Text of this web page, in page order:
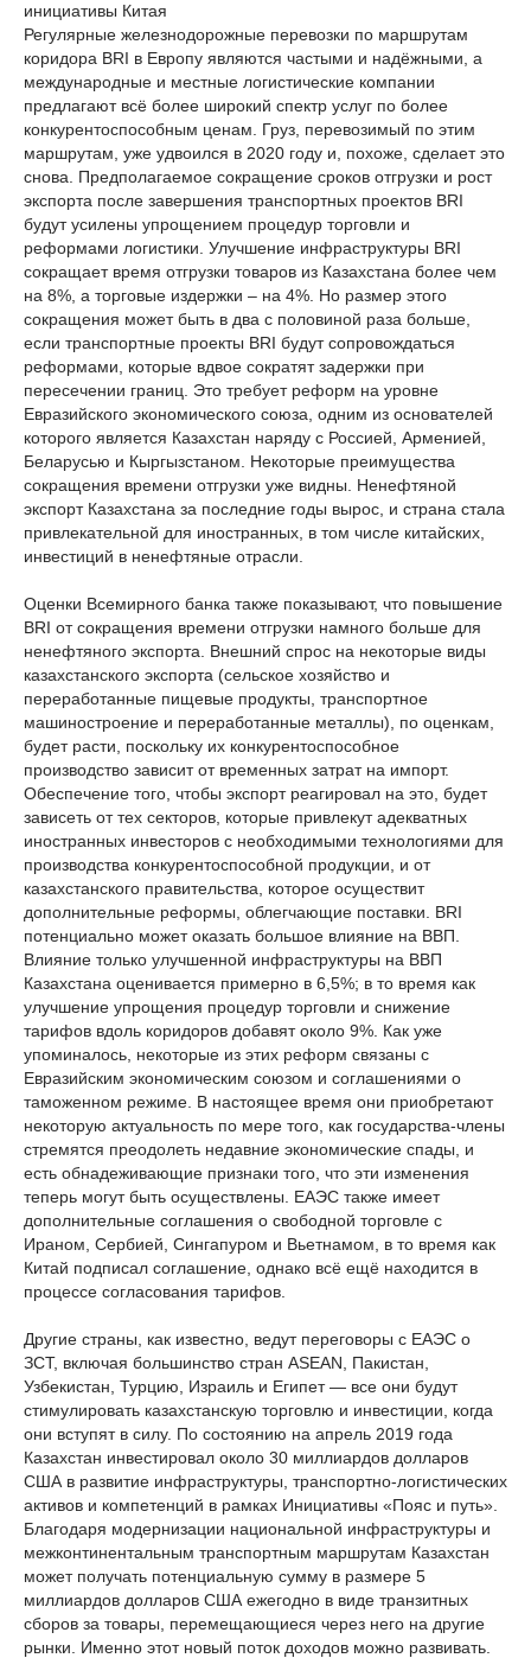
инициативы Китая
Регулярные железнодорожные перевозки по маршрутам
коридора BRI в Европу являются частыми и надёжными, а
международные и местные логистические компании
предлагают всё более широкий спектр услуг по более
конкурентоспособным ценам. Груз, перевозимый по этим
маршрутам, уже удвоился в 2020 году и, похоже, сделает это
снова. Предполагаемое сокращение сроков отгрузки и рост
экспорта после завершения транспортных проектов BRI
будут усилены упрощением процедур торговли и
реформами логистики. Улучшение инфраструктуры BRI
сокращает время отгрузки товаров из Казахстана более чем
на 8%, а торговые издержки – на 4%. Но размер этого
сокращения может быть в два с половиной раза больше,
если транспортные проекты BRI будут сопровождаться
реформами, которые вдвое сократят задержки при
пересечении границ. Это требует реформ на уровне
Евразийского экономического союза, одним из основателей
которого является Казахстан наряду с Россией, Арменией,
Беларусью и Кыргызстаном. Некоторые преимущества
сокращения времени отгрузки уже видны. Ненефтяной
экспорт Казахстана за последние годы вырос, и страна стала
привлекательной для иностранных, в том числе китайских,
инвестиций в ненефтяные отрасли.
Оценки Всемирного банка также показывают, что повышение
BRI от сокращения времени отгрузки намного больше для
ненефтяного экспорта. Внешний спрос на некоторые виды
казахстанского экспорта (сельское хозяйство и
переработанные пищевые продукты, транспортное
машиностроение и переработанные металлы), по оценкам,
будет расти, поскольку их конкурентоспособное
производство зависит от временных затрат на импорт.
Обеспечение того, чтобы экспорт реагировал на это, будет
зависеть от тех секторов, которые привлекут адекватных
иностранных инвесторов с необходимыми технологиями для
производства конкурентоспособной продукции, и от
казахстанского правительства, которое осуществит
дополнительные реформы, облегчающие поставки. BRI
потенциально может оказать большое влияние на ВВП.
Влияние только улучшенной инфраструктуры на ВВП
Казахстана оценивается примерно в 6,5%; в то время как
улучшение упрощения процедур торговли и снижение
тарифов вдоль коридоров добавят около 9%. Как уже
упоминалось, некоторые из этих реформ связаны с
Евразийским экономическим союзом и соглашениями о
таможенном режиме. В настоящее время они приобретают
некоторую актуальность по мере того, как государства-члены
стремятся преодолеть недавние экономические спады, и
есть обнадеживающие признаки того, что эти изменения
теперь могут быть осуществлены. ЕАЭС также имеет
дополнительные соглашения о свободной торговле с
Ираном, Сербией, Сингапуром и Вьетнамом, в то время как
Китай подписал соглашение, однако всё ещё находится в
процессе согласования тарифов.
Другие страны, как известно, ведут переговоры с ЕАЭС о
ЗСТ, включая большинство стран ASEAN, Пакистан,
Узбекистан, Турцию, Израиль и Египет — все они будут
стимулировать казахстанскую торговлю и инвестиции, когда
они вступят в силу. По состоянию на апрель 2019 года
Казахстан инвестировал около 30 миллиардов долларов
США в развитие инфраструктуры, транспортно-логистических
активов и компетенций в рамках Инициативы «Пояс и путь».
Благодаря модернизации национальной инфраструктуры и
межконтинентальным транспортным маршрутам Казахстан
может получать потенциальную сумму в размере 5
миллиардов долларов США ежегодно в виде транзитных
сборов за товары, перемещающиеся через него на другие
рынки. Именно этот новый поток доходов можно развивать.